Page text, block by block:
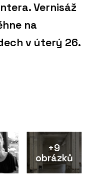
Vernisáž
na
v úterý 26.
+9
obrázků